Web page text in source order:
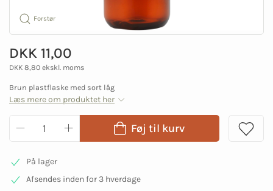
Forstør
DKK 11,00
DKK 8,80 ekskl. moms
Brun plastflaske med sort låg
Læs mere om produktet her
Føj til kurv
På lager
Afsendes inden for 3 hverdage